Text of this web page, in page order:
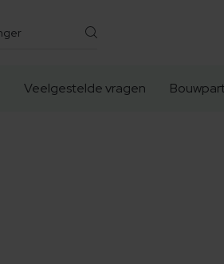
Veelgestelde vragen